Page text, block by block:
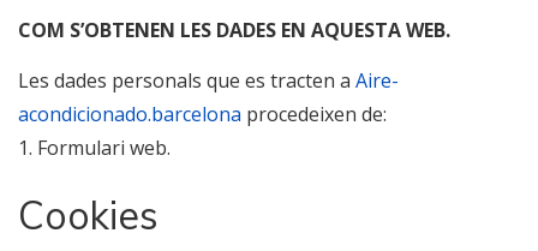
COM S’OBTENEN LES DADES EN AQUESTA WEB.
Les dades personals que es tracten a Aire-
acondicionado.barcelona procedeixen de:
1. Formulari web.
Cookies